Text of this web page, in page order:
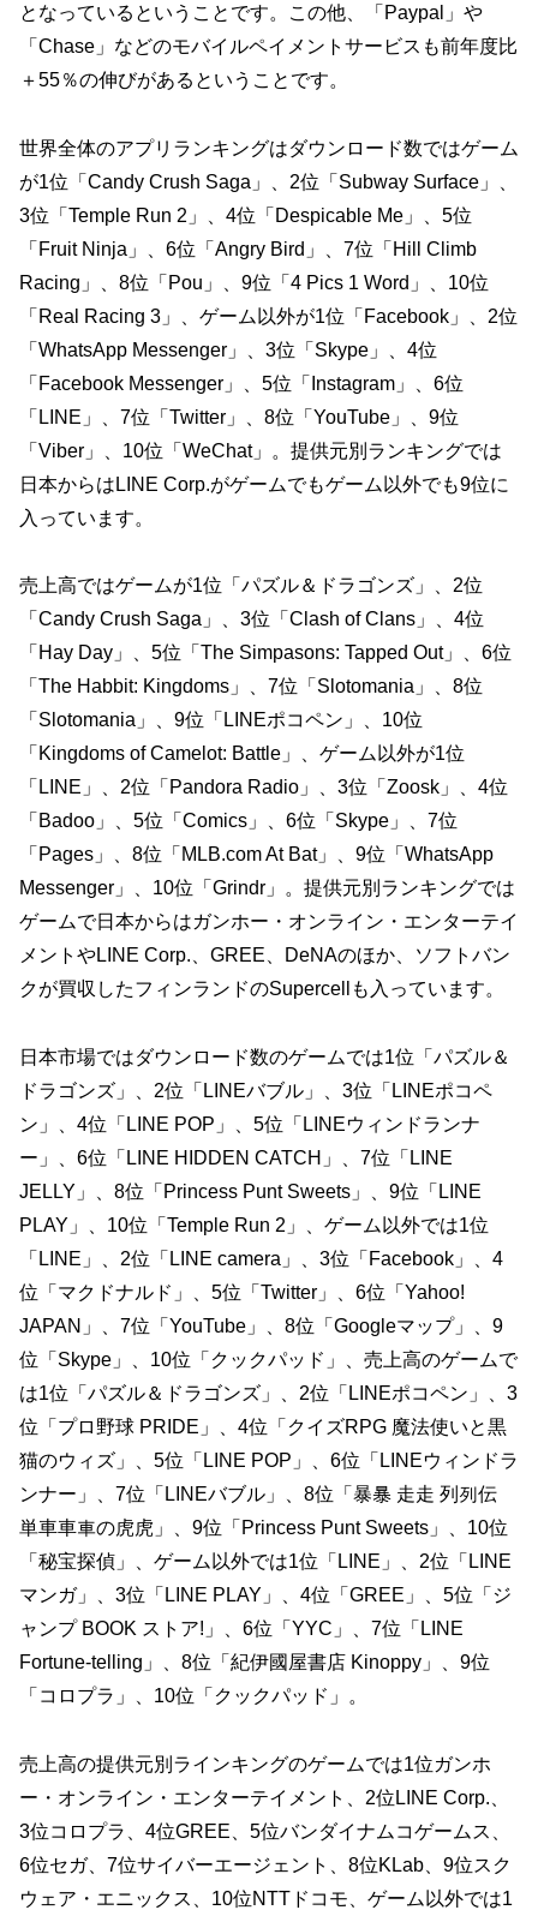
となっているということです。この他、「Paypal」や
「Chase」などのモバイルペイメントサービスも前年度比
＋55％の伸びがあるということです。
世界全体のアプリランキングはダウンロード数ではゲーム
が1位「Candy Crush Saga」、2位「Subway Surface」、
3位「Temple Run 2」、4位「Despicable Me」、5位
「Fruit Ninja」、6位「Angry Bird」、7位「Hill Climb
Racing」、8位「Pou」、9位「4 Pics 1 Word」、10位
「Real Racing 3」、ゲーム以外が1位「Facebook」、2位
「WhatsApp Messenger」、3位「Skype」、4位
「Facebook Messenger」、5位「Instagram」、6位
「LINE」、7位「Twitter」、8位「YouTube」、9位
「Viber」、10位「WeChat」。提供元別ランキングでは
日本からはLINE Corp.がゲームでもゲーム以外でも9位に
入っています。
売上高ではゲームが1位「パズル＆ドラゴンズ」、2位
「Candy Crush Saga」、3位「Clash of Clans」、4位
「Hay Day」、5位「The Simpasons: Tapped Out」、6位
「The Habbit: Kingdoms」、7位「Slotomania」、8位
「Slotomania」、9位「LINEポコペン」、10位
「Kingdoms of Camelot: Battle」、ゲーム以外が1位
「LINE」、2位「Pandora Radio」、3位「Zoosk」、4位
「Badoo」、5位「Comics」、6位「Skype」、7位
「Pages」、8位「MLB.com At Bat」、9位「WhatsApp
Messenger」、10位「Grindr」。提供元別ランキングでは
ゲームで日本からはガンホー・オンライン・エンターテイ
メントやLINE Corp.、GREE、DeNAのほか、ソフトバン
クが買収したフィンランドのSupercellも入っています。
日本市場ではダウンロード数のゲームでは1位「パズル＆
ドラゴンズ」、2位「LINEバブル」、3位「LINEポコペ
ン」、4位「LINE POP」、5位「LINEウィンドランナ
ー」、6位「LINE HIDDEN CATCH」、7位「LINE
JELLY」、8位「Princess Punt Sweets」、9位「LINE
PLAY」、10位「Temple Run 2」、ゲーム以外では1位
「LINE」、2位「LINE camera」、3位「Facebook」、4
位「マクドナルド」、5位「Twitter」、6位「Yahoo!
JAPAN」、7位「YouTube」、8位「Googleマップ」、9
位「Skype」、10位「クックパッド」、売上高のゲームで
は1位「パズル＆ドラゴンズ」、2位「LINEポコペン」、3
位「プロ野球 PRIDE」、4位「クイズRPG 魔法使いと黒
猫のウィズ」、5位「LINE POP」、6位「LINEウィンドラ
ンナー」、7位「LINEバブル」、8位「暴暴 ⾛走 列列伝
単⾞車車の⻁虎」、9位「Princess Punt Sweets」、10位
「秘宝探偵」、ゲーム以外では1位「LINE」、2位「LINE
マンガ」、3位「LINE PLAY」、4位「GREE」、5位「ジ
ャンプ BOOK ストア!」、6位「YYC」、7位「LINE
Fortune-telling」、8位「紀伊國屋書店 Kinoppy」、9位
「コロプラ」、10位「クックパッド」。
売上高の提供元別ラインキングのゲームでは1位ガンホ
ー・オンライン・エンターテイメント、2位LINE Corp.、
3位コロプラ、4位GREE、5位バンダイナムコゲームス、
6位セガ、7位サイバーエージェント、8位KLab、9位スク
ウェア・エニックス、10位NTTドコモ、ゲーム以外では1